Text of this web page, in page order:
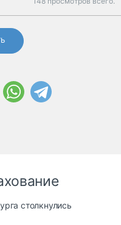
столкнулись